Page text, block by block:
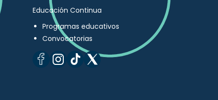
Educación Continua
Programas educativos
Convocatorias